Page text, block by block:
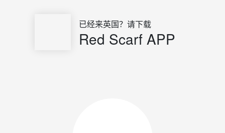
已经来英国？请下载
Red Scarf APP